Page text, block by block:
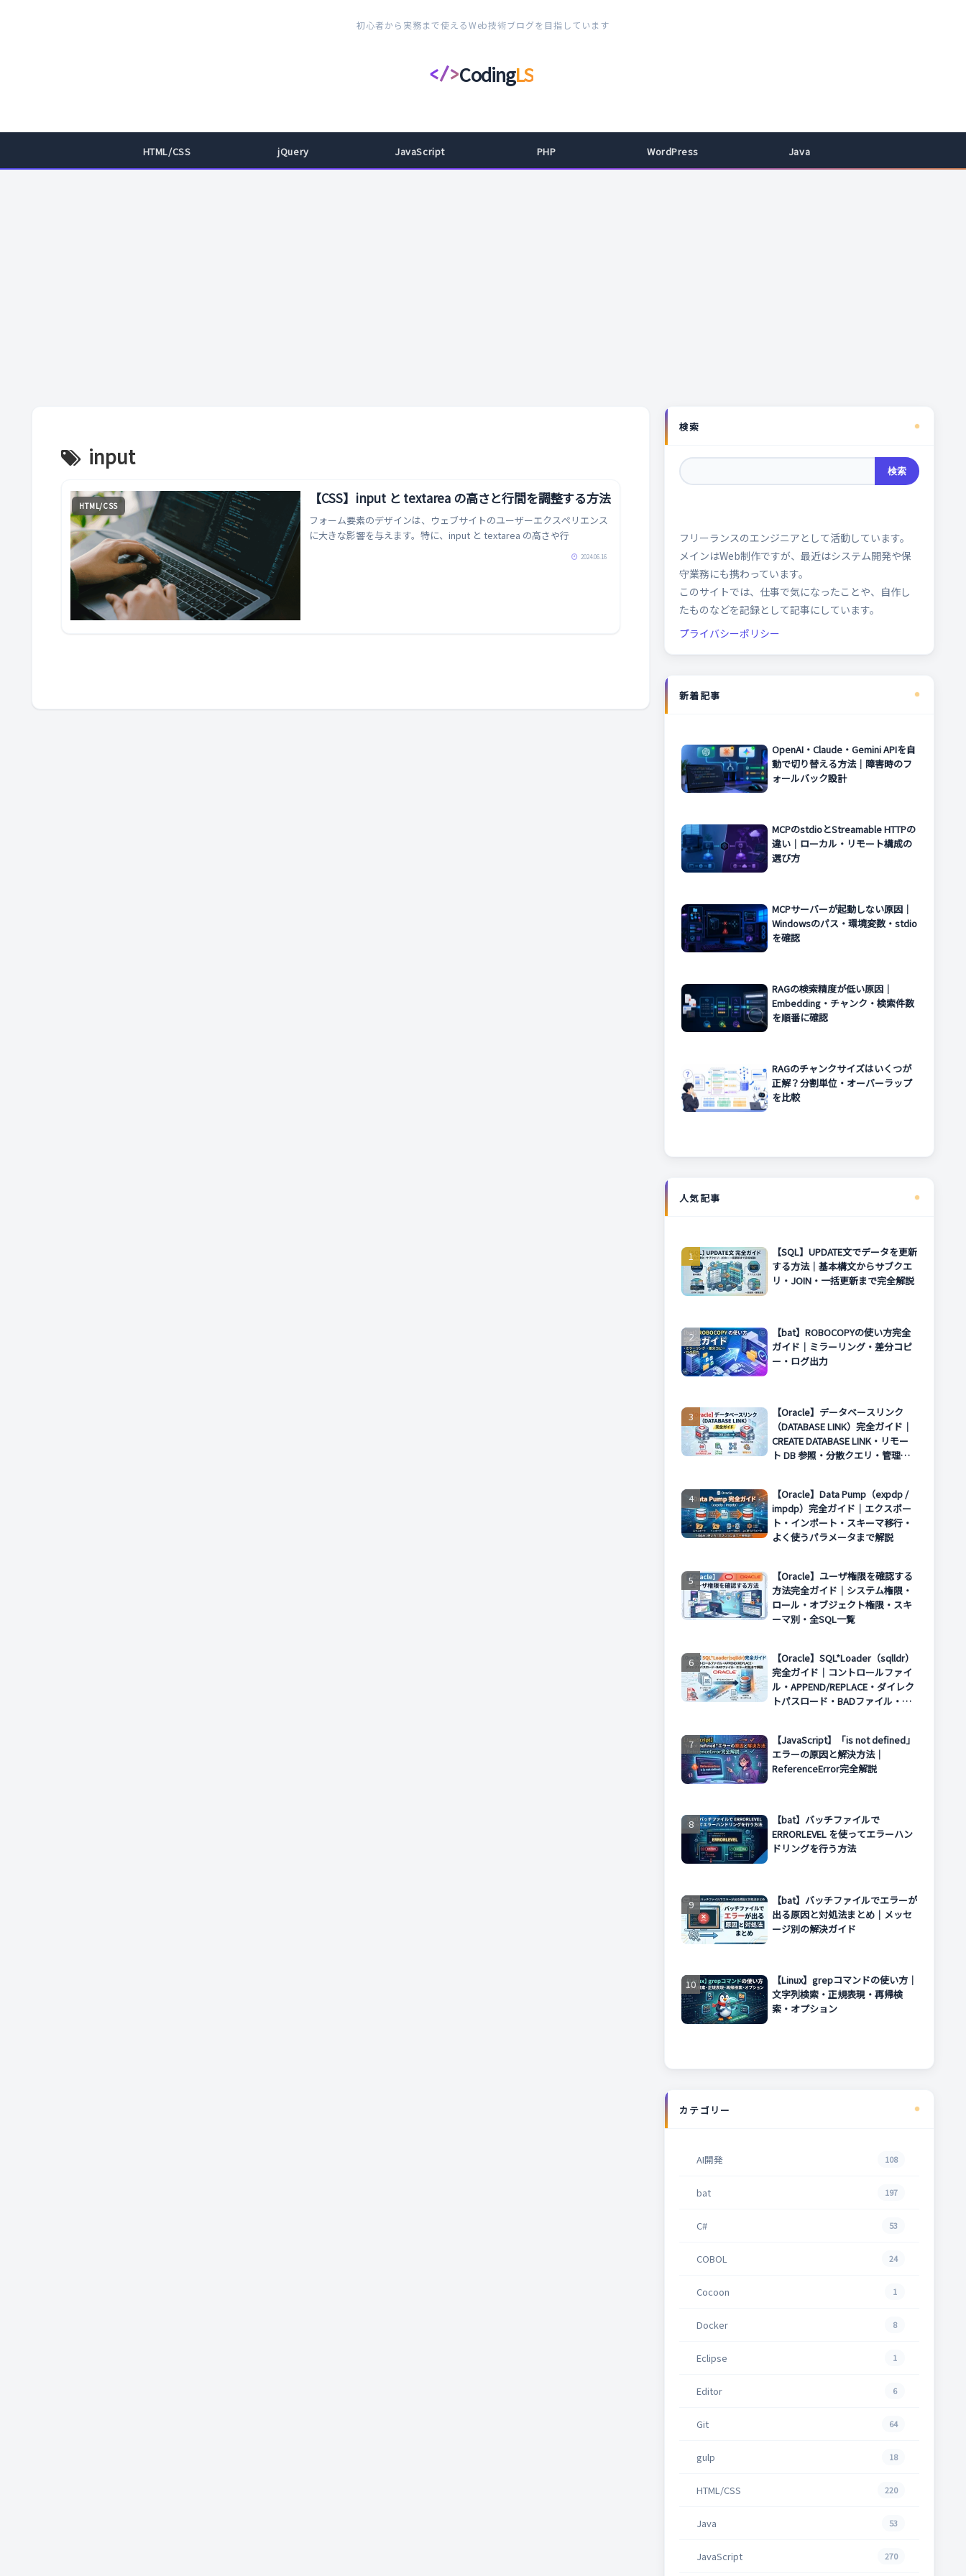
初心者から実務まで使えるWeb技術ブログを目指しています
</>CodingLS
コ
ィ
HTML/CSS jQuery JavaScript PHP WordPress Java
input
HTML/CSS 【CSS】input と textarea の高さと行間を調整する方法
フォーム要素のデザインは、ウェブサイトのユーザーエクスペリエンス
に大きな影響を与えます。特に、input と textarea の高さや行
2024.06.16
検索
検索
フリーランスのエンジニアとして活動しています。
メインはWeb制作ですが、最近はシステム開発や保
守業務にも携わっています。
このサイトでは、仕事で気になったことや、自作し
たものなどを記録として記事にしています。
プライバシーポリシー
新着記事
OpenAI・Claude・Gemini APIを自
動で切り替える方法｜障害時のフ
ォールバック設計
MCPのstdioとStreamable HTTPの
違い｜ローカル・リモート構成の
選び方
MCPサーバーが起動しない原因｜
Windowsのパス・環境変数・stdio
を確認
RAGの検索精度が低い原因｜
Embedding・チャンク・検索件数
を順番に確認
RAGのチャンクサイズはいくつが
正解？分割単位・オーバーラップ
を比較
人気記事
【SQL】UPDATE文でデータを更新
する方法｜基本構文からサブクエ
リ・JOIN・一括更新まで完全解説
【bat】ROBOCOPYの使い方完全
ガイド｜ミラーリング・差分コピ
ー・ログ出力
【Oracle】データベースリンク
（DATABASE LINK）完全ガイド｜
CREATE DATABASE LINK・リモー
ト DB 参照・分散クエリ・管理方
【Oracle】Data Pump（expdp /
impdp）完全ガイド｜エクスポー
ト・インポート・スキーマ移行・
よく使うパラメータまで解説
【Oracle】ユーザ権限を確認する
方法完全ガイド｜システム権限・
ロール・オブジェクト権限・スキ
ーマ別・全SQL一覧
【Oracle】SQL*Loader（sqlldr）
完全ガイド｜コントロールファイ
ル・APPEND/REPLACE・ダイレク
トパスロード・BADファイル・エ
【JavaScript】「is not defined」
エラーの原因と解決方法｜
ReferenceError完全解説
【bat】バッチファイルで
ERRORLEVEL を使ってエラーハン
ドリングを行う方法
【bat】バッチファイルでエラーが
出る原因と対処法まとめ｜メッセ
ージ別の解決ガイド
【Linux】grepコマンドの使い方｜
文字列検索・正規表現・再帰検
索・オプション
カテゴリー
AI開発 108
bat 197
C# 53
COBOL 24
Cocoon 1
Docker 8
Eclipse 1
Editor 6
Git 64
gulp 18
HTML/CSS 220
Java 53
JavaScript 270